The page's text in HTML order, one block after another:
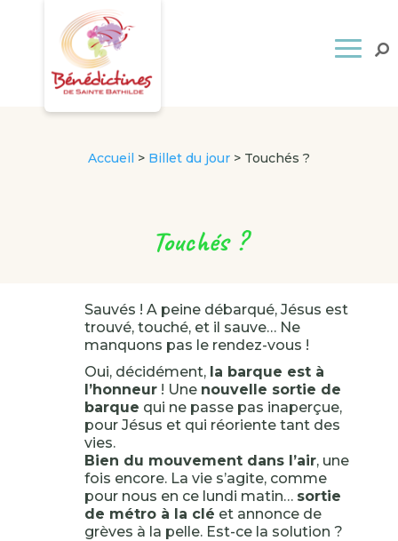
Accueil > Billet du jour> Touchés ?
Touchés ?
Sauvés ! A peine débarqué, Jésus est
trouvé, touché, et il sauve… Ne
manquons pas le rendez-vous !
Oui, décidément, la barque est à
l’honneur! Une nouvelle sortie de
barque qui ne passe pas inaperçue,
pour Jésus et qui réoriente tant des
vies.
Bien du mouvement dans l’air, une
fois encore. La vie s’agite, comme
pour nous en ce lundi matin… sortie
de métro à la clé et annonce de
grèves à la pelle. Est-ce la solution ?